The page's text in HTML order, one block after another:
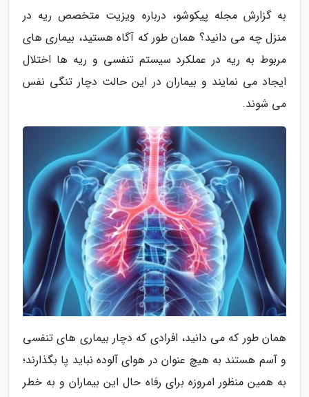
به گزارش مجله پیکوشو، درباره ویزیت متخصص ریه در
منزل چه می دانید؟ همان طور که آگاه هستید، بیماری های
مربوط به ریه در عملکرد سیستم تنفسی و ریه ها اختلال
ایجاد می نمایند و بیماران در این حالت دچار تنگی نفس
می شوند.
همان طور که می دانید، افرادی که دچار بیماری های تنفسی
و آسم هستند به هیچ عنوان در هوای آلوده نباید پا بگذارند؛
به همین منظور امروزه برای رفاه حال این بیماران و به خطر